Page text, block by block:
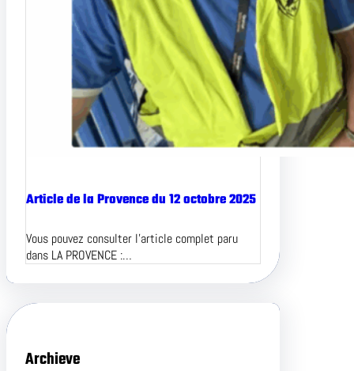
Article de la Provence du 12 octobre 2025
Vous pouvez consulter l’article complet paru
dans LA PROVENCE :…
Archieve